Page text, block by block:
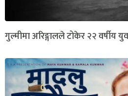
गुल्मीमा अरिङ्गालले टोकेर २२ वर्षीय